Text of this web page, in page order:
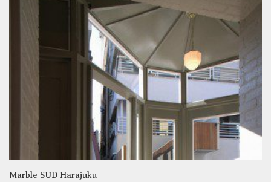
Marble SUD Harajuku